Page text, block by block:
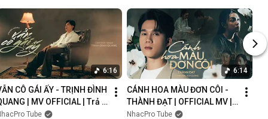
6:16
CÔ GÁI ẤY - TRỊNH ĐÌNH
| MV OFFICIAL | Trả
Em Quá Khứ Đau Lòng
Tube
6:14
CÁNH HOA MÀU ĐƠN CÔI -
THÀNH ĐẠT | OFFICIAL MV |
Anh Nghĩ Chắc Là Ý Trời
NhacPro Tube